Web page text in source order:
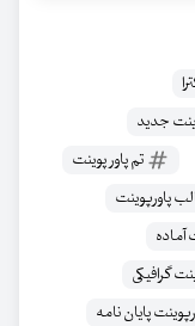
جدید
تم پاور پوینت
پاورپوینت
آماده
گرافیکی
پایان نامه